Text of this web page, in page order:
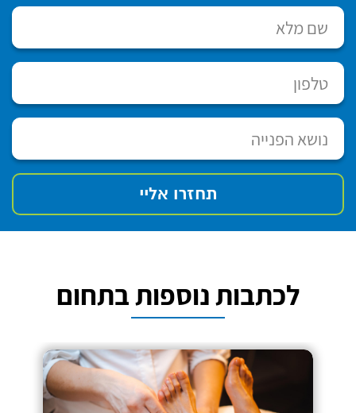
לכתבות נוספות בתחום